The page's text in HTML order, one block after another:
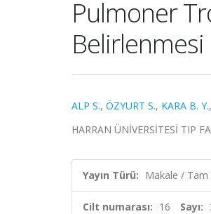
Pulmoner
Belirlenmesi
ALP S., ÖZYURT S., KARA B. Y.,
HARRAN ÜNİVERSİTESİ TIP
Yayın Türü: Makale / Tam
Cilt numarası: 16 Sayı: